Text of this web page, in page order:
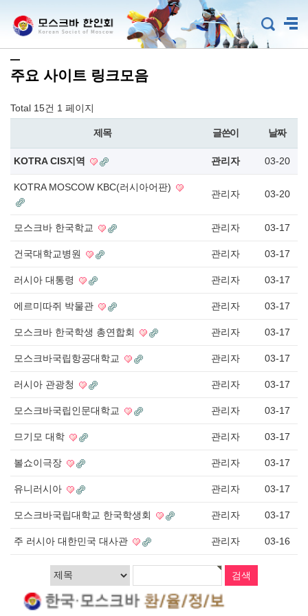
주요 사이트 링크모음
Total 15건 1 페이지
제목 글쓴이 날짜
KOTRA CIS지역 관리자 03-20
KOTRA MOSCOW KBC(러시아어판)
관리자 03-20
모스크바 한국학교 관리자 03-17
건국대학교병원 관리자 03-17
러시아 대통령 관리자 03-17
에르미따쥐 박물관 관리자 03-17
모스크바 한국학생 총연합회 관리자 03-17
모스크바국립항공대학교 관리자 03-17
러시아 관광청 관리자 03-17
모스크바국립인문대학교 관리자 03-17
므기모 대학 관리자 03-17
볼쇼이극장 관리자 03-17
유니러시아 관리자 03-17
모스크바국립대학교 한국학생회 관리자 03-17
주 러시아 대한민국 대사관 관리자 03-16